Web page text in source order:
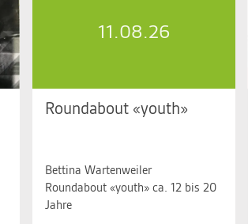
11.08.26
Roundabout «youth»
Bettina Wartenweiler
Roundabout «youth» ca. 12 bis 20
Jahre